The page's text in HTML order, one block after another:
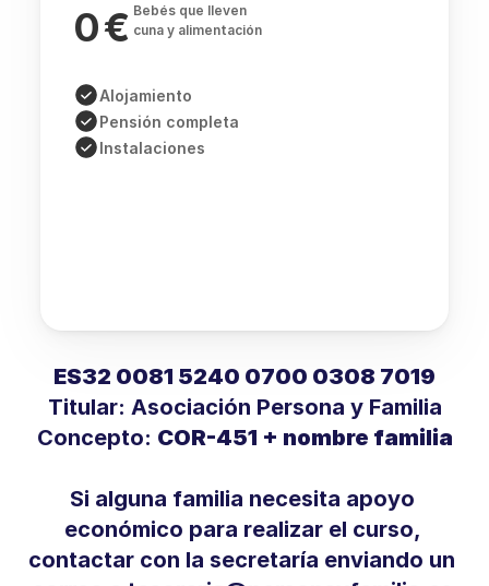
0 € Bebés que lleven
cuna y alimentación
Alojamiento
Pensión completa
Instalaciones
ES32 0081 5240 0700 0308 7019
Titular: Asociación Persona y Familia
Concepto: COR-451 + nombre familia
Si alguna familia necesita apoyo
económico para realizar el curso,
contactar con la secretaría enviando un